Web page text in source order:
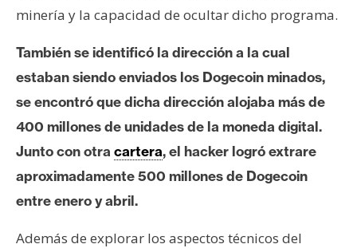
e
m
a
s
R
e
u
minería y la capacidad de ocultar dicho programa.
También se identificó la dirección a la cual
estaban siendo enviados los Dogecoin minados,
se encontró que dicha dirección alojaba más de
400 millones de unidades de la moneda digital.
Junto con otra cartera, el hacker logró extrare
aproximadamente 500 millones de Dogecoin
entre enero y abril.
Además de explorar los aspectos técnicos del